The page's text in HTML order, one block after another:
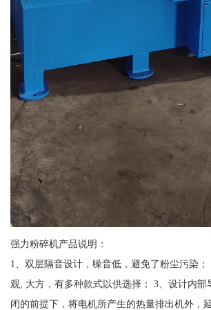
强力粉碎机产品说明：
1、双层隔音设计，噪音低，避免了粉尘污染
观, 大方，有多种款式以供选择； 3、设计内部
闭的前提下，将电机所产生的热量排出机外，